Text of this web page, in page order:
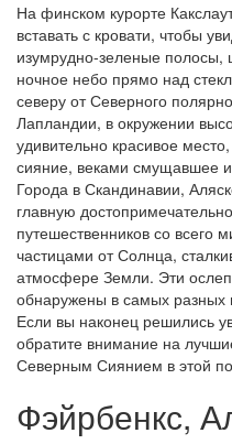
На финском курорте
вставать с кровати, чтобы
изумрудно-зеленые полосы,
ночное небо прямо над
северу от Северного
Лапландии, в окружении
удивительно красивое
сияние, веками смущавшее
Города в Скандинавии,
главную
путешественников со
частицами от Солнца,
атмосфере Земли. Эти
обнаружены в самых
Если вы наконец решились
обратите внимание на
Северным Сиянием в этой
Фэйрбенкс,